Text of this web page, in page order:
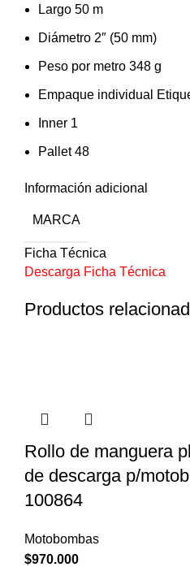
Largo 50 m
Diámetro 2″ (50 mm)
Peso por metro 348 g
Empaque individual
Inner 1
Pallet 48
Información adicional
MARCA
Ficha Técnica
Descarga Ficha Técnica
Productos
Rollo de manguera
de descarga p/
100864
Motobombas
$970.000